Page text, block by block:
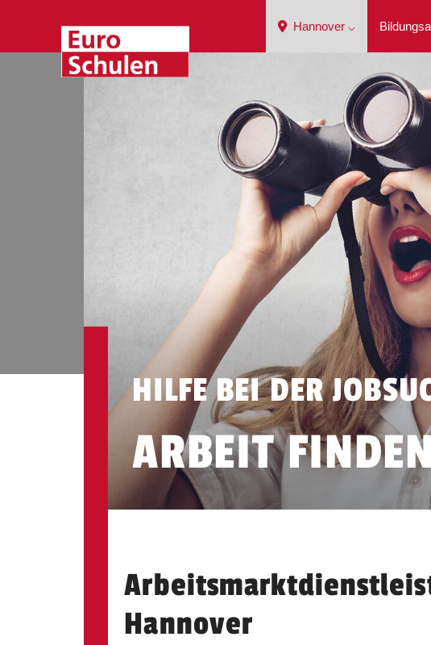
Hannover ⌵
HILFE BEI DER
ARBEIT
Hannover